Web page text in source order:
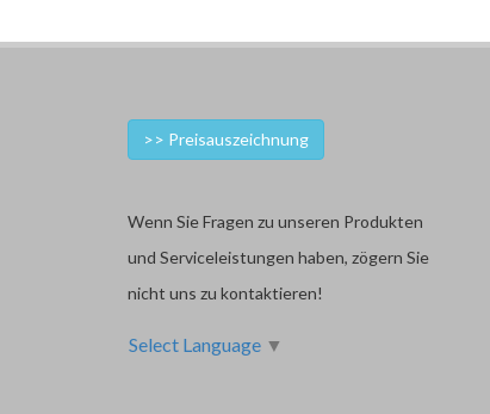
>> Preisauszeichnung
Wenn Sie Fragen zu unseren Produkten
und Serviceleistungen haben, zögern Sie
nicht uns zu kontaktieren!
Select Language ▼